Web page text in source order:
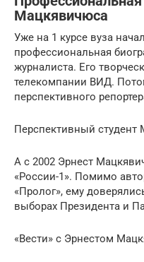
Мацкявичюса
Уже на 1 курсе вуза
профессиональная
журналиста. Его
телекомпании ВИД.
перспективного
Перспективный студент
А с 2002 Эрнест
«России-1». Помимо
«Пролог», ему
выборах Президента и
«Вести» с Эрнестом